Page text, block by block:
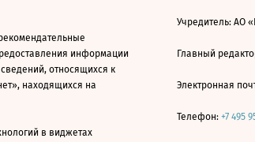
информации
относящихся к
находящихся на
в виджетах
Учредитель: АО
Главный
Электронная
Телефон: +7 495